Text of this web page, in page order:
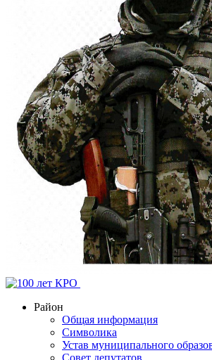
Район
Общая информация
Символика
Устав муниципального
Совет депутатов